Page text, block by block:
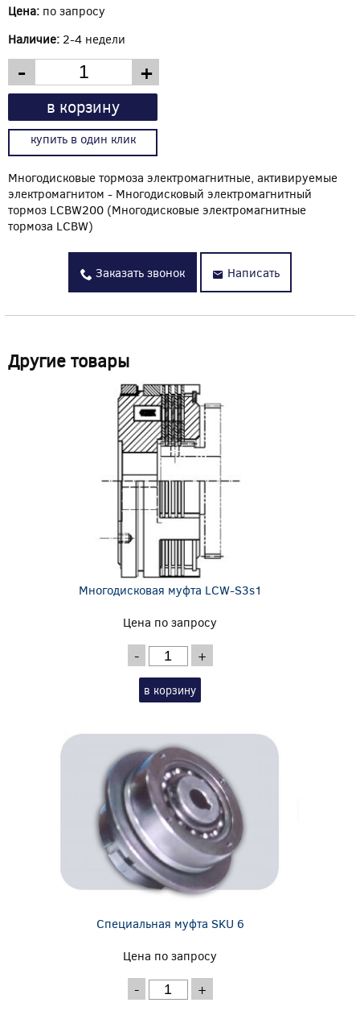
Цена: по запросу
Наличие: 2-4 недели
- +
в корзину
купить в один клик
Многодисковые тормоза электромагнитные, активируемые
электромагнитом - Многодисковый электромагнитный
тормоз LCBW200 (Многодисковые электромагнитные
тормоза LCBW)
Заказать звонок Написать
Другие товары
Многодисковая муфта LCW-S3s1
Цена по запросу
- +
в корзину
Специальная муфта SKU 6
Цена по запросу
- +